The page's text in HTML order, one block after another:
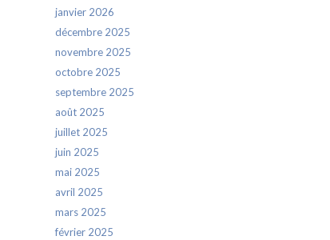
janvier 2026
décembre 2025
novembre 2025
octobre 2025
septembre 2025
août 2025
juillet 2025
juin 2025
mai 2025
avril 2025
mars 2025
février 2025